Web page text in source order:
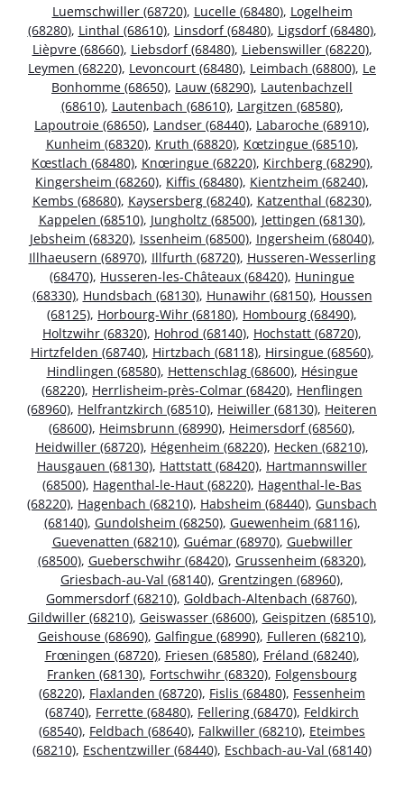
Luemschwiller (68720), Lucelle (68480), Logelheim
(68280), Linthal (68610), Linsdorf (68480), Ligsdorf (68480),
Lièpvre (68660), Liebsdorf (68480), Liebenswiller (68220),
Leymen (68220), Levoncourt (68480), Leimbach (68800), Le
Bonhomme (68650), Lauw (68290), Lautenbachzell
(68610), Lautenbach (68610), Largitzen (68580),
Lapoutroie (68650), Landser (68440), Labaroche (68910),
Kunheim (68320), Kruth (68820), Kœtzingue (68510),
Kœstlach (68480), Knœringue (68220), Kirchberg (68290),
Kingersheim (68260), Kiffis (68480), Kientzheim (68240),
Kembs (68680), Kaysersberg (68240), Katzenthal (68230),
Kappelen (68510), Jungholtz (68500), Jettingen (68130),
Jebsheim (68320), Issenheim (68500), Ingersheim (68040),
Illhaeusern (68970), Illfurth (68720), Husseren-Wesserling
(68470), Husseren-les-Châteaux (68420), Huningue
(68330), Hundsbach (68130), Hunawihr (68150), Houssen
(68125), Horbourg-Wihr (68180), Hombourg (68490),
Holtzwihr (68320), Hohrod (68140), Hochstatt (68720),
Hirtzfelden (68740), Hirtzbach (68118), Hirsingue (68560),
Hindlingen (68580), Hettenschlag (68600), Hésingue
(68220), Herrlisheim-près-Colmar (68420), Henflingen
(68960), Helfrantzkirch (68510), Heiwiller (68130), Heiteren
(68600), Heimsbrunn (68990), Heimersdorf (68560),
Heidwiller (68720), Hégenheim (68220), Hecken (68210),
Hausgauen (68130), Hattstatt (68420), Hartmannswiller
(68500), Hagenthal-le-Haut (68220), Hagenthal-le-Bas
(68220), Hagenbach (68210), Habsheim (68440), Gunsbach
(68140), Gundolsheim (68250), Guewenheim (68116),
Guevenatten (68210), Guémar (68970), Guebwiller
(68500), Gueberschwihr (68420), Grussenheim (68320),
Griesbach-au-Val (68140), Grentzingen (68960),
Gommersdorf (68210), Goldbach-Altenbach (68760),
Gildwiller (68210), Geiswasser (68600), Geispitzen (68510),
Geishouse (68690), Galfingue (68990), Fulleren (68210),
Frœningen (68720), Friesen (68580), Fréland (68240),
Franken (68130), Fortschwihr (68320), Folgensbourg
(68220), Flaxlanden (68720), Fislis (68480), Fessenheim
(68740), Ferrette (68480), Fellering (68470), Feldkirch
(68540), Feldbach (68640), Falkwiller (68210), Eteimbes
(68210), Eschentzwiller (68440), Eschbach-au-Val (68140)